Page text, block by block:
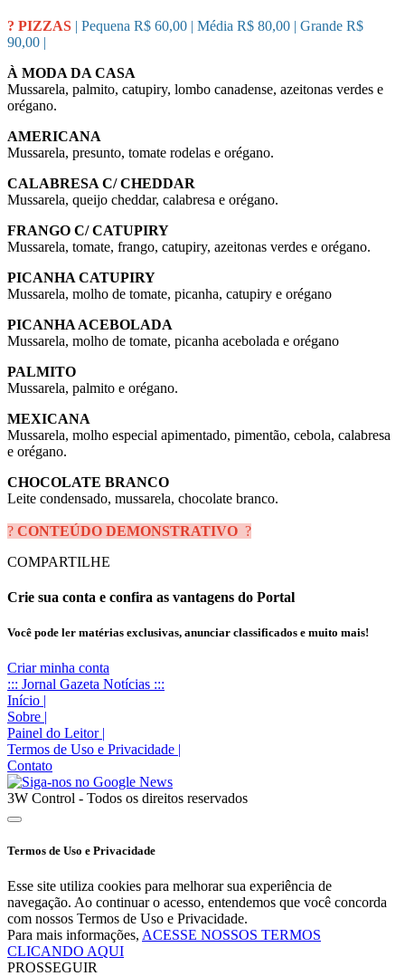
? PIZZAS | Pequena R$ 60,00 | Média R$ 80,00 | Grande R$
90,00 |
À MODA DA CASA
Mussarela, palmito, catupiry, lombo canadense, azeitonas verdes e
orégano.
AMERICANA
Mussarela, presunto, tomate rodelas e orégano.
CALABRESA C/ CHEDDAR
Mussarela, queijo cheddar, calabresa e orégano.
FRANGO C/ CATUPIRY
Mussarela, tomate, frango, catupiry, azeitonas verdes e orégano.
PICANHA CATUPIRY
Mussarela, molho de tomate, picanha, catupiry e orégano
PICANHA ACEBOLADA
Mussarela, molho de tomate, picanha acebolada e orégano
PALMITO
Mussarela, palmito e orégano.
MEXICANA
Mussarela, molho especial apimentado, pimentão, cebola, calabresa
e orégano.
CHOCOLATE BRANCO
Leite condensado, mussarela, chocolate branco.
? CONTEÚDO DEMONSTRATIVO ?
COMPARTILHE
Crie sua conta e confira as vantagens do Portal
Você pode ler matérias exclusivas, anunciar classificados e muito mais!
Criar minha conta
::: Jornal Gazeta Notícias :::
Início
Sobre
Painel do Leitor
Termos de Uso e Privacidade
Contato
3W Control - Todos os direitos reservados
Termos de Uso e Privacidade
Esse site utiliza cookies para melhorar sua experiência de
navegação. Ao continuar o acesso, entendemos que você concorda
com nossos Termos de Uso e Privacidade.
Para mais informações, ACESSE NOSSOS TERMOS
CLICANDO AQUI
PROSSEGUIR